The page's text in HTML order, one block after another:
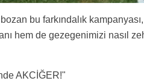
bu farkındalık
hem de gezegenimizi nasıl
AKCİĞER!"